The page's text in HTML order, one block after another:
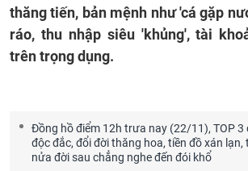
thăng tiến, bản mệnh như 'cá gặp
ráo, thu nhập siêu 'khủng', tài
trên trọng dụng.
Đồng hồ điểm 12h trưa nay (22/11), TOP 3
độc đắc, đổi đời thăng hoa, tiền đồ xán lạn,
nửa đời sau chẳng nghe đến đói khổ